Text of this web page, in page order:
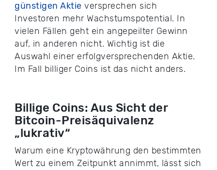
günstigen Aktie versprechen sich
Investoren mehr Wachstumspotential. In
vielen Fällen geht ein angepeilter Gewinn
auf, in anderen nicht. Wichtig ist die
Auswahl einer erfolgversprechenden Aktie.
Im Fall billiger Coins ist das nicht anders.
Billige Coins: Aus Sicht der
Bitcoin-Preisäquivalenz
„lukrativ“
Warum eine Kryptowährung den bestimmten
Wert zu einem Zeitpunkt annimmt, lässt sich